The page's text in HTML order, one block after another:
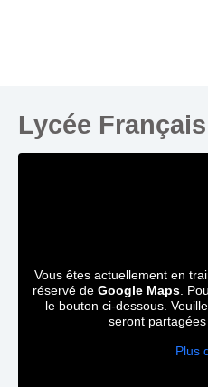
Lycée
Vous êtes actuellement en
réservé deGoogle Maps.
le bouton ci-dessous.
seront
Plus